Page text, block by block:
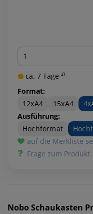
Menge
ca. 7 Tage ²⁾
Format:
12xA4
15xA4
Ausführung:
Hochformat
auf die Merkliste
Frage zum Produkt
Nobo Schaukasten